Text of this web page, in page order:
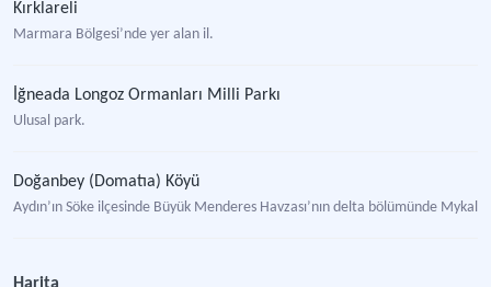
Kırklareli
Marmara Bölgesi’nde yer alan il.
İğneada Longoz Ormanları Milli Parkı
Ulusal park.
Doğanbey (Domatıa) Köyü
Aydın’ın Söke ilçesinde Büyük Menderes Havzası’nın delta bölümünde